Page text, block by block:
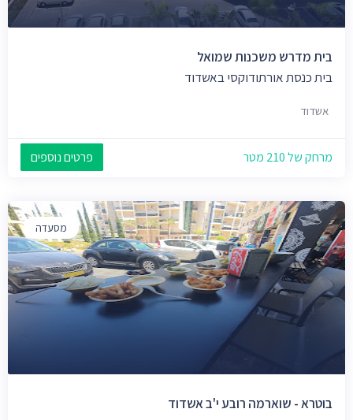
בית מדרש משכנות שמואל
בית כנסת אורתודוקסי באשדוד
אשדוד
מרחק של 210 מטר פרטים נוספים
מסעדה
בוטרא - שוארמה רובע י'ב אשדוד